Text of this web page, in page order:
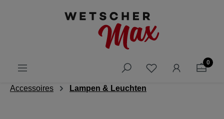
0
Accessoires Lampen & Leuchten